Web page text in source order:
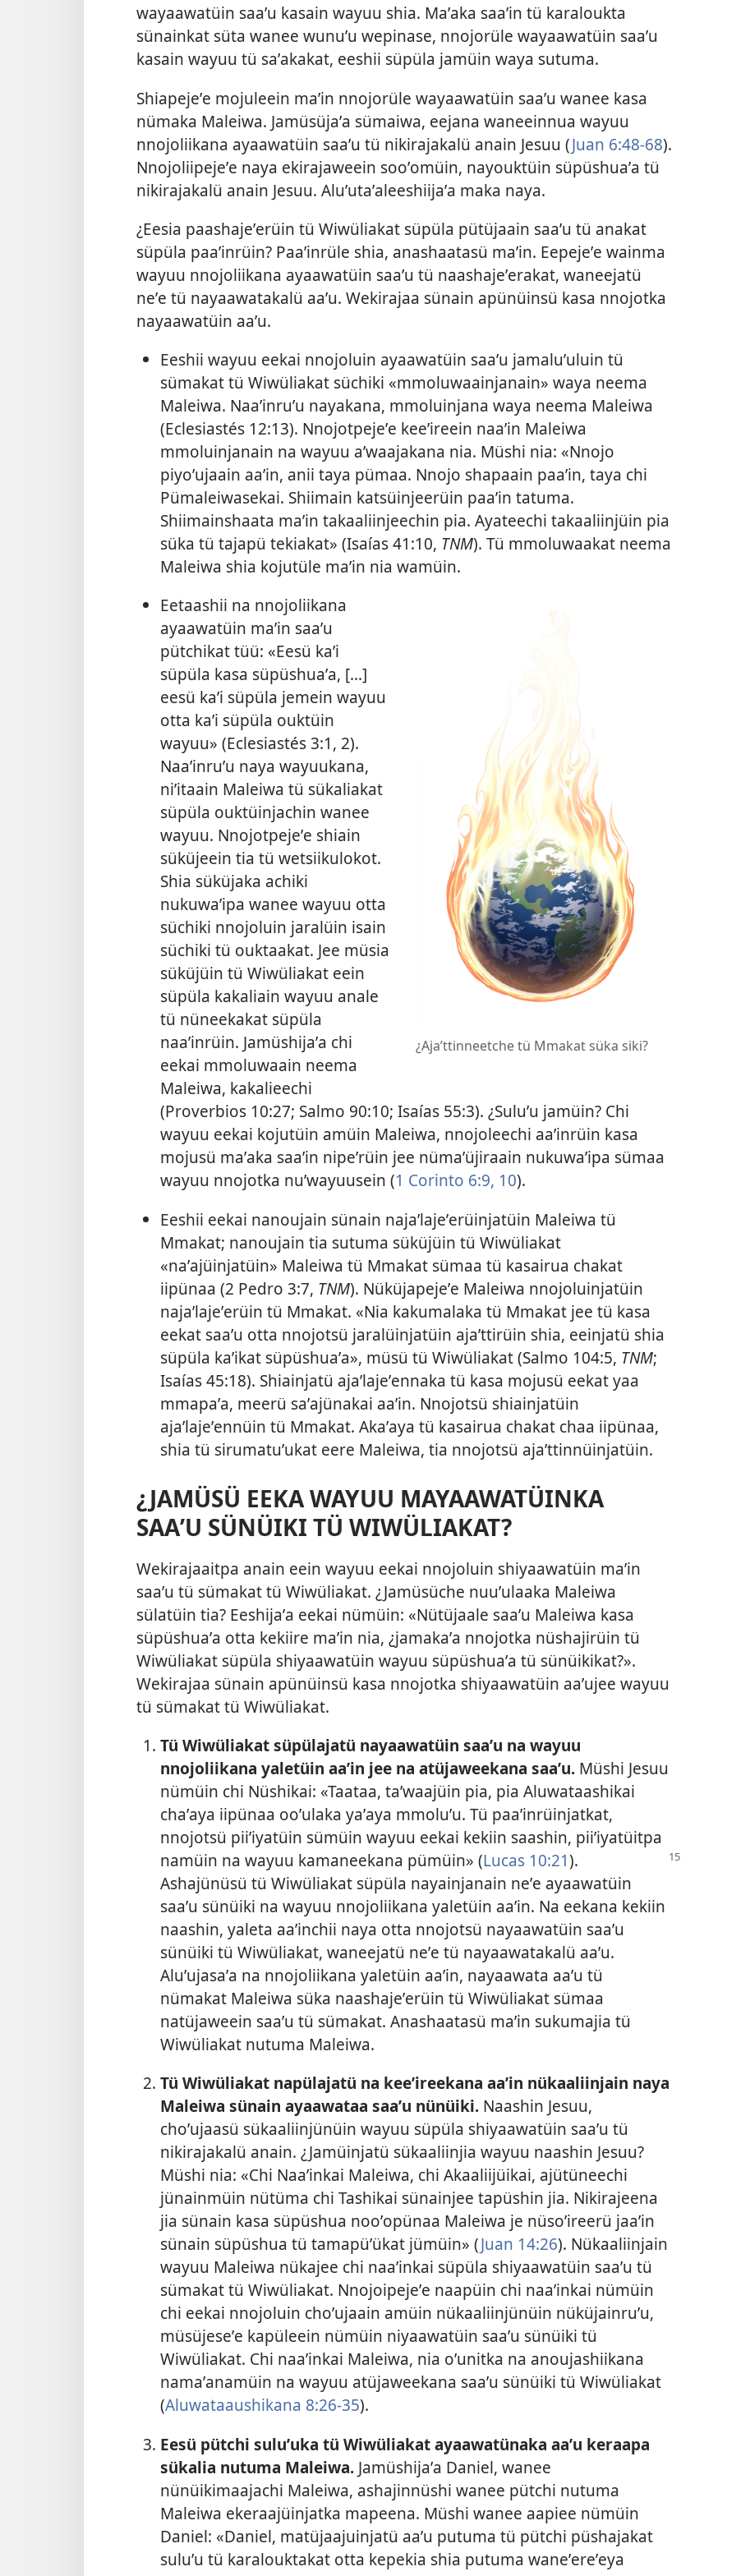
wayaawatüin saaʼu kasain wayuu shia. Maʼaka saaʼin tü karaloukta
sünainkat süta wanee wunuʼu wepinase, nnojorüle wayaawatüin saaʼu
kasain wayuu tü saʼakakat, eeshii süpüla jamüin waya sutuma.
Shiapejeʼe mojuleein maʼin nnojorüle wayaawatüin saaʼu wanee kasa
nümaka Maleiwa. Jamüsüjaʼa sümaiwa, eejana waneeinnua wayuu
nnojoliikana ayaawatüin saaʼu tü nikirajakalü anain Jesuu (Juan 6:48-68).
Nnojoliipejeʼe naya ekirajaweein sooʼomüin, nayouktüin süpüshuaʼa tü
nikirajakalü anain Jesuu. Aluʼutaʼaleeshiijaʼa maka naya.
¿Eesia paashajeʼerüin tü Wiwüliakat süpüla pütüjaain saaʼu tü anakat
süpüla paaʼinrüin? Paaʼinrüle shia, anashaatasü maʼin. Eepejeʼe wainma
wayuu nnojoliikana ayaawatüin saaʼu tü naashajeʼerakat, waneejatü
neʼe tü nayaawatakalü aaʼu. Wekirajaa sünain apünüinsü kasa nnojotka
nayaawatüin aaʼu.
Eeshii wayuu eekai nnojoluin ayaawatüin saaʼu jamaluʼuluin tü
sümakat tü Wiwüliakat süchiki «mmoluwaainjanain» waya neema
Maleiwa. Naaʼinruʼu nayakana, mmoluinjana waya neema Maleiwa
(Eclesiastés 12:13). Nnojotpejeʼe keeʼireein naaʼin Maleiwa
mmoluinjanain na wayuu aʼwaajakana nia. Müshi nia: «Nnojo
piyoʼujaain aaʼin, anii taya pümaa. Nnojo shapaain paaʼin, taya chi
Pümaleiwasekai. Shiimain katsüinjeerüin paaʼin tatuma.
Shiimainshaata maʼin takaaliinjeechin pia. Ayateechi takaaliinjüin pia
süka tü tajapü tekiakat» (Isaías 41:10, TNM). Tü mmoluwaakat neema
Maleiwa shia kojutüle maʼin nia wamüin.
¿Ajaʼttinneetche tü Mmakat süka siki?
Eetaashii na nnojoliikana
ayaawatüin maʼin saaʼu
pütchikat tüü: «Eesü kaʼi
süpüla kasa süpüshuaʼa, [...]
eesü kaʼi süpüla jemein wayuu
otta kaʼi süpüla ouktüin
wayuu» (Eclesiastés 3:1, 2).
Naaʼinruʼu naya wayuukana,
niʼitaain Maleiwa tü sükaliakat
süpüla ouktüinjachin wanee
wayuu. Nnojotpejeʼe shiain
süküjeein tia tü wetsiikulokot.
Shia süküjaka achiki
nukuwaʼipa wanee wayuu otta
süchiki nnojoluin jaralüin isain
süchiki tü ouktaakat. Jee müsia
süküjüin tü Wiwüliakat eein
süpüla kakaliain wayuu anale
tü nüneekakat süpüla
naaʼinrüin. Jamüshijaʼa chi
eekai mmoluwaain neema
Maleiwa, kakalieechi
(Proverbios 10:27; Salmo 90:10; Isaías 55:3). ¿Suluʼu jamüin? Chi
wayuu eekai kojutüin amüin Maleiwa, nnojoleechi aaʼinrüin kasa
mojusü maʼaka saaʼin nipeʼrüin jee nümaʼüjiraain nukuwaʼipa sümaa
wayuu nnojotka nuʼwayuusein (1 Corinto 6:9, 10).
Eeshii eekai nanoujain sünain najaʼlajeʼerüinjatüin Maleiwa tü
Mmakat; nanoujain tia sutuma süküjüin tü Wiwüliakat
«naʼajüinjatüin» Maleiwa tü Mmakat sümaa tü kasairua chakat
iipünaa (2 Pedro 3:7, TNM). Nüküjapejeʼe Maleiwa nnojoluinjatüin
najaʼlajeʼerüin tü Mmakat. «Nia kakumalaka tü Mmakat jee tü kasa
eekat saaʼu otta nnojotsü jaralüinjatüin ajaʼttirüin shia, eeinjatü shia
süpüla kaʼikat süpüshuaʼa», müsü tü Wiwüliakat (Salmo 104:5, TNM;
Isaías 45:18). Shiainjatü ajaʼlajeʼennaka tü kasa mojusü eekat yaa
mmapaʼa, meerü saʼajünakai aaʼin. Nnojotsü shiainjatüin
ajaʼlajeʼennüin tü Mmakat. Akaʼaya tü kasairua chakat chaa iipünaa,
shia tü sirumatuʼukat eere Maleiwa, tia nnojotsü ajaʼttinnüinjatüin.
¿JAMÜSÜ EEKA WAYUU MAYAAWATÜINKA
SAAʼU SÜNÜIKI TÜ WIWÜLIAKAT?
Wekirajaaitpa anain eein wayuu eekai nnojoluin shiyaawatüin maʼin
saaʼu tü sümakat tü Wiwüliakat. ¿Jamüsüche nuuʼulaaka Maleiwa
sülatüin tia? Eeshijaʼa eekai nümüin: «Nütüjaale saaʼu Maleiwa kasa
süpüshuaʼa otta kekiire maʼin nia, ¿jamakaʼa nnojotka nüshajirüin tü
Wiwüliakat süpüla shiyaawatüin wayuu süpüshuaʼa tü sünüikikat?».
Wekirajaa sünain apünüinsü kasa nnojotka shiyaawatüin aaʼujee wayuu
tü sümakat tü Wiwüliakat.
Tü Wiwüliakat süpülajatü nayaawatüin saaʼu na wayuu
nnojoliikana yaletüin aaʼin jee na atüjaweekana saaʼu.Müshi Jesuu
nümüin chi Nüshikai: «Taataa, taʼwaajüin pia, pia Aluwataashikai
chaʼaya iipünaa ooʼulaka yaʼaya mmoluʼu. Tü paaʼinrüinjatkat,
nnojotsü piiʼiyatüin sümüin wayuu eekai kekiin saashin, piiʼiyatüitpa
namüin na wayuu kamaneekana pümüin» (Lucas 10:21).
Ashajünüsü tü Wiwüliakat süpüla nayainjanain neʼe ayaawatüin
saaʼu sünüiki na wayuu nnojoliikana yaletüin aaʼin. Na eekana kekiin
naashin, yaleta aaʼinchii naya otta nnojotsü nayaawatüin saaʼu
sünüiki tü Wiwüliakat, waneejatü neʼe tü nayaawatakalü aaʼu.
Aluʼujasaʼa na nnojoliikana yaletüin aaʼin, nayaawata aaʼu tü
nümakat Maleiwa süka naashajeʼerüin tü Wiwüliakat sümaa
natüjaweein saaʼu tü sümakat. Anashaatasü maʼin sukumajia tü
Wiwüliakat nutuma Maleiwa.
Tü Wiwüliakat napülajatü na keeʼireekana aaʼin nükaaliinjain naya
Maleiwa sünain ayaawataa saaʼu nünüiki.Naashin Jesuu,
choʼujaasü sükaaliinjünüin wayuu süpüla shiyaawatüin saaʼu tü
nikirajakalü anain. ¿Jamüinjatü sükaaliinjia wayuu naashin Jesuu?
Müshi nia: «Chi Naaʼinkai Maleiwa, chi Akaaliijüikai, ajütüneechi
jünainmüin nütüma chi Tashikai sünainjee tapüshin jia. Nikirajeena
jia sünain kasa süpüshua nooʼopünaa Maleiwa je nüsoʼireerü jaaʼin
sünain süpüshua tü tamapüʼükat jümüin» (Juan 14:26). Nükaaliinjain
wayuu Maleiwa nükajee chi naaʼinkai süpüla shiyaawatüin saaʼu tü
sümakat tü Wiwüliakat. Nnojoipejeʼe naapüin chi naaʼinkai nümüin
chi eekai nnojoluin choʼujaain amüin nükaaliinjünüin nüküjainruʼu,
müsüjeseʼe kapüleein nümüin niyaawatüin saaʼu sünüiki tü
Wiwüliakat. Chi naaʼinkai Maleiwa, nia oʼunitka na anoujashiikana
namaʼanamüin na wayuu atüjaweekana saaʼu sünüiki tü Wiwüliakat
(Aluwataaushikana 8:26-35).
Eesü pütchi suluʼuka tü Wiwüliakat ayaawatünaka aaʼu keraapa
sükalia nutuma Maleiwa.Jamüshijaʼa Daniel, wanee
nünüikimaajachi Maleiwa, ashajinnüshi wanee pütchi nutuma
Maleiwa ekeraajüinjatka mapeena. Müshi wanee aapiee nümüin
Daniel: «Daniel, matüjaajuinjatü aaʼu putuma tü pütchi püshajakat
suluʼu tü karalouktakat otta kepekia shia putuma waneʼereʼeya